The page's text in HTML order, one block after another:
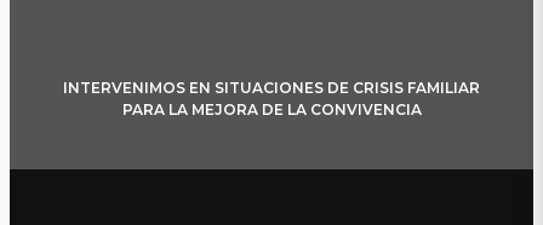
INTERVENIMOS EN SITUACIONES DE CRISIS FAMILIAR
PARA LA MEJORA DE LA CONVIVENCIA